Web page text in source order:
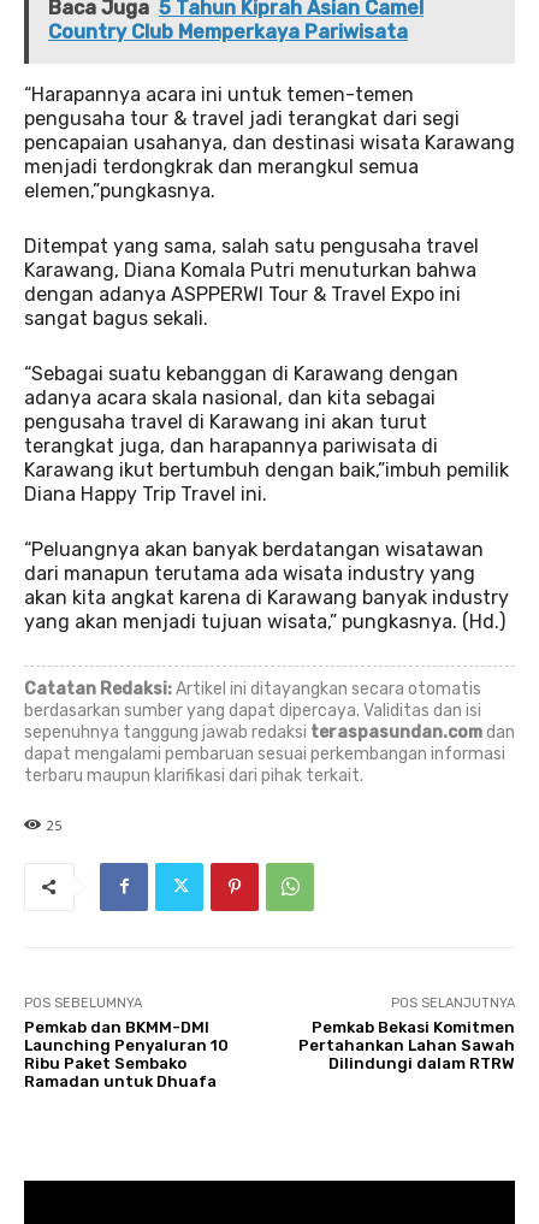
Baca Juga 5 Tahun Kiprah Asian Camel
Country Club Memperkaya Pariwisata
“Harapannya acara ini untuk temen-temen
pengusaha tour & travel jadi terangkat dari segi
pencapaian usahanya, dan destinasi wisata Karawang
menjadi terdongkrak dan merangkul semua
elemen,”pungkasnya.
Ditempat yang sama, salah satu pengusaha travel
Karawang, Diana Komala Putri menuturkan bahwa
dengan adanya ASPPERWI Tour & Travel Expo ini
sangat bagus sekali.
“Sebagai suatu kebanggan di Karawang dengan
adanya acara skala nasional, dan kita sebagai
pengusaha travel di Karawang ini akan turut
terangkat juga, dan harapannya pariwisata di
Karawang ikut bertumbuh dengan baik,”imbuh pemilik
Diana Happy Trip Travel ini.
“Peluangnya akan banyak berdatangan wisatawan
dari manapun terutama ada wisata industry yang
akan kita angkat karena di Karawang banyak industry
yang akan menjadi tujuan wisata,” pungkasnya. (Hd.)
Catatan Redaksi:Artikel ini ditayangkan secara otomatis
berdasarkan sumber yang dapat dipercaya. Validitas dan isi
sepenuhnya tanggung jawab redaksi teraspasundan.comdan
dapat mengalami pembaruan sesuai perkembangan informasi
terbaru maupun klarifikasi dari pihak terkait.
25
POS SEBELUMNYA
Pemkab dan BKMM-DMI
Launching Penyaluran 10
Ribu Paket Sembako
Ramadan untuk Dhuafa
POS SELANJUTNYA
Pemkab Bekasi Komitmen
Pertahankan Lahan Sawah
Dilindungi dalam RTRW